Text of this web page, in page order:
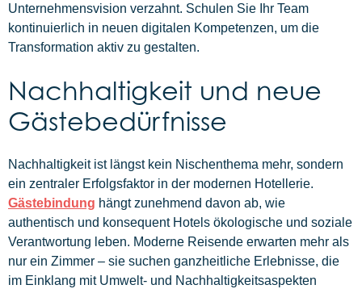
Unternehmensvision verzahnt. Schulen Sie Ihr Team
kontinuierlich in neuen digitalen Kompetenzen, um die
Transformation aktiv zu gestalten.
Nachhaltigkeit und neue
Gästebedürfnisse
Nachhaltigkeit ist längst kein Nischenthema mehr, sondern
ein zentraler Erfolgsfaktor in der modernen Hotellerie.
Gästebindung hängt zunehmend davon ab, wie
authentisch und konsequent Hotels ökologische und soziale
Verantwortung leben. Moderne Reisende erwarten mehr als
nur ein Zimmer – sie suchen ganzheitliche Erlebnisse, die
im Einklang mit Umwelt- und Nachhaltigkeitsaspekten